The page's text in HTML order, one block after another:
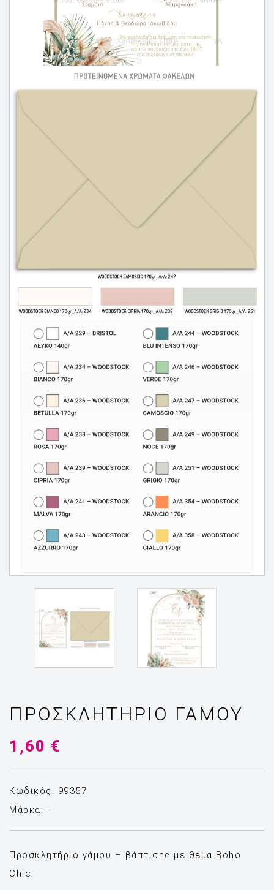
ΠΡΟΣΚΛΗΤΉΡΙΟ ΓΆΜΟΥ
1,60 €
Κωδικός: 99357
Μάρκα: -
Προσκλητήριο γάμου – βάπτισης με θέμα Boho
Chic.